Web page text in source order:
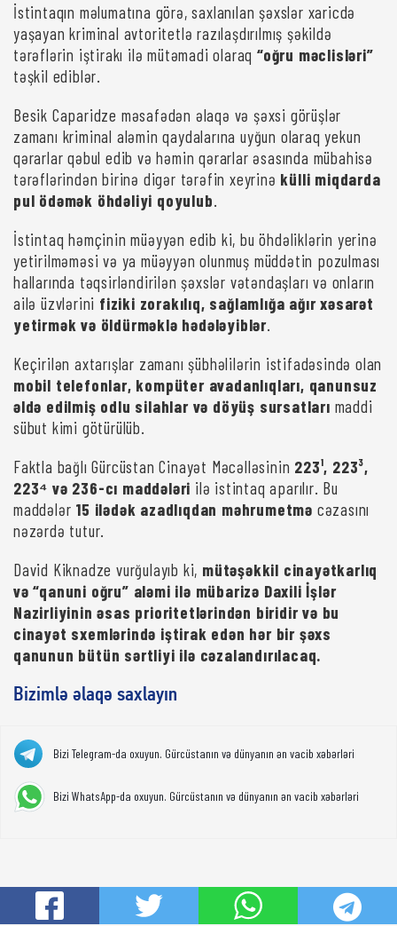
İstintaqın məlumatına görə, saxlanılan şəxslər xaricdə
yaşayan kriminal avtoritetlə razılaşdırılmış şəkildə
tərəflərin iştirakı ilə mütəmadi olaraq “oğru məclisləri”
təşkil ediblər.
Besik Caparidze məsafədən əlaqə və şəxsi görüşlər
zamanı kriminal aləmin qaydalarına uyğun olaraq yekun
qərarlar qəbul edib və həmin qərarlar əsasında mübahisə
tərəflərindən birinə digər tərəfin xeyrinə külli miqdarda
pul ödəmək öhdəliyi qoyulub.
İstintaq həmçinin müəyyən edib ki, bu öhdəliklərin yerinə
yetirilməməsi və ya müəyyən olunmuş müddətin pozulması
hallarında təqsirləndirilən şəxslər vətəndaşları və onların
ailə üzvlərini fiziki zorakılıq, sağlamlığa ağır xəsarət
yetirmək və öldürməklə hədələyiblər.
Keçirilən axtarışlar zamanı şübhəlilərin istifadəsində olan
mobil telefonlar, kompüter avadanlıqları, qanunsuz
əldə edilmiş odlu silahlar və döyüş sursatları maddi
sübut kimi götürülüb.
Faktla bağlı Gürcüstan Cinayət Məcəlləsinin 223¹, 223³,
223⁴ və 236-cı maddələri ilə istintaq aparılır. Bu
maddələr 15 ilədək azadlıqdan məhrumetmə cəzasını
nəzərdə tutur.
David Kiknadze vurğulayıb ki, mütəşəkkil cinayətkarlıq
və “qanuni oğru” aləmi ilə mübarizə Daxili İşlər
Nazirliyinin əsas prioritetlərindən biridir və bu
cinayət sxemlərində iştirak edən hər bir şəxs
qanunun bütün sərtliyi ilə cəzalandırılacaq.
Bizimlə əlaqə saxlayın
Bizi Telegram-da oxuyun. Gürcüstanın və dünyanın ən vacib xəbərləri
Bizi WhatsApp-da oxuyun. Gürcüstanın və dünyanın ən vacib xəbərləri